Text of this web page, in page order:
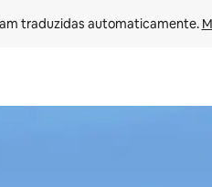
traduzidas automaticamente.